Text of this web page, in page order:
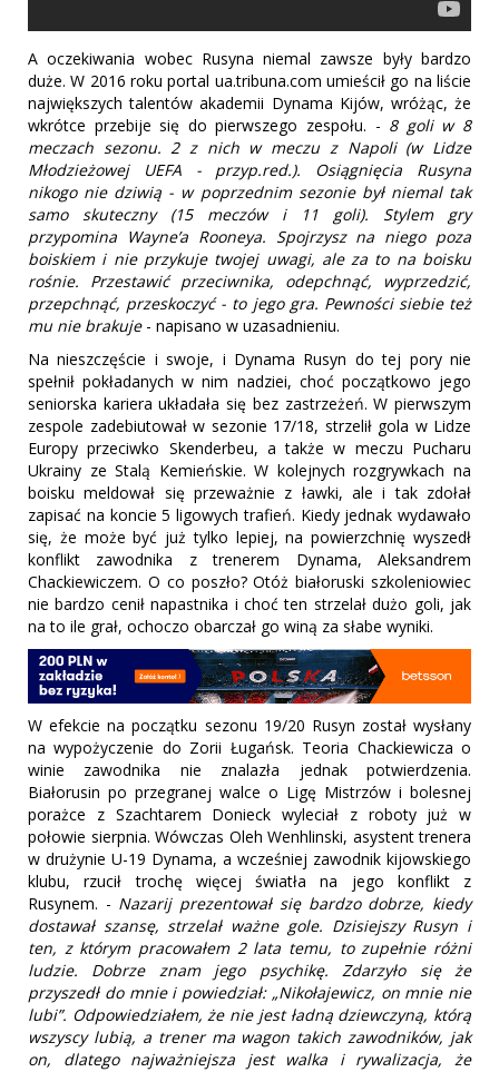
A oczekiwania wobec Rusyna niemal zawsze były bardzo
duże. W 2016 roku portal ua.tribuna.com umieścił go na liście
największych talentów akademii Dynama Kijów, wróżąc, że
wkrótce przebije się do pierwszego zespołu. - 8 goli w 8
meczach sezonu. 2 z nich w meczu z Napoli (w Lidze
Młodzieżowej UEFA - przyp.red.). Osiągnięcia Rusyna
nikogo nie dziwią - w poprzednim sezonie był niemal tak
samo skuteczny (15 meczów i 11 goli). Stylem gry
przypomina Wayne’a Rooneya. Spojrzysz na niego poza
boiskiem i nie przykuje twojej uwagi, ale za to na boisku
rośnie. Przestawić przeciwnika, odepchnąć, wyprzedzić,
przepchnąć, przeskoczyć - to jego gra. Pewności siebie też
mu nie brakuje- napisano w uzasadnieniu.
Na nieszczęście i swoje, i Dynama Rusyn do tej pory nie
spełnił pokładanych w nim nadziei, choć początkowo jego
seniorska kariera układała się bez zastrzeżeń. W pierwszym
zespole zadebiutował w sezonie 17/18, strzelił gola w Lidze
Europy przeciwko Skenderbeu, a także w meczu Pucharu
Ukrainy ze Stalą Kemieńskie. W kolejnych rozgrywkach na
boisku meldował się przeważnie z ławki, ale i tak zdołał
zapisać na koncie 5 ligowych trafień. Kiedy jednak wydawało
się, że może być już tylko lepiej, na powierzchnię wyszedł
konflikt zawodnika z trenerem Dynama, Aleksandrem
Chackiewiczem. O co poszło? Otóż białoruski szkoleniowiec
nie bardzo cenił napastnika i choć ten strzelał dużo goli, jak
na to ile grał, ochoczo obarczał go winą za słabe wyniki.
W efekcie na początku sezonu 19/20 Rusyn został wysłany
na wypożyczenie do Zorii Ługańsk. Teoria Chackiewicza o
winie zawodnika nie znalazła jednak potwierdzenia.
Białorusin po przegranej walce o Ligę Mistrzów i bolesnej
porażce z Szachtarem Donieck wyleciał z roboty już w
połowie sierpnia. Wówczas Oleh Wenhlinski, asystent trenera
w drużynie U-19 Dynama, a wcześniej zawodnik kijowskiego
klubu, rzucił trochę więcej światła na jego konflikt z
Rusynem. - Nazarij prezentował się bardzo dobrze, kiedy
dostawał szansę, strzelał ważne gole. Dzisiejszy Rusyn i
ten, z którym pracowałem 2 lata temu, to zupełnie różni
ludzie. Dobrze znam jego psychikę. Zdarzyło się że
przyszedł do mnie i powiedział: „Nikołajewicz, on mnie nie
lubi”. Odpowiedziałem, że nie jest ładną dziewczyną, którą
wszyscy lubią, a trener ma wagon takich zawodników, jak
on, dlatego najważniejsza jest walka i rywalizacja, że